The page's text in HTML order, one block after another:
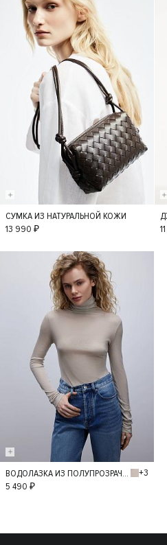
S
СУМКА ИЗ НАТУРАЛЬНОЙ КОЖИ
13 990 ₽
M
ВОДОЛАЗКА ИЗ ПОЛУПРОЗРАЧНОГО ТРИКОТАЖА
+3
5 490 ₽